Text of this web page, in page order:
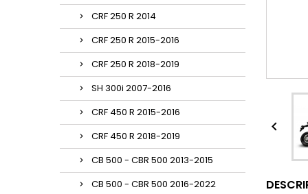
CRF 250 R 2014
CRF 250 R 2015-2016
CRF 250 R 2018-2019
SH 300i 2007-2016
CRF 450 R 2015-2016
CRF 450 R 2018-2019
CB 500 - CBR 500 2013-2015
CB 500 - CBR 500 2016-2022
